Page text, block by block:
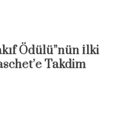
Ödülü”nün İlki
Takdim